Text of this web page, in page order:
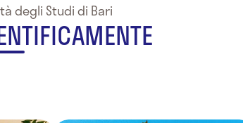
degli Studi di Bari